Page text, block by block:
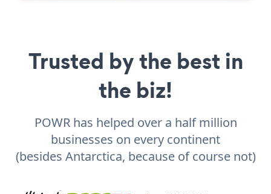
Trusted by the best in
the biz!
POWR has helped over a half million
businesses on every continent
(besides Antarctica, because of course not)